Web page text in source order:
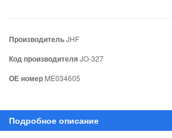
ПроизводительJHF
Код производителяJO-327
ОЕ номер ME034605